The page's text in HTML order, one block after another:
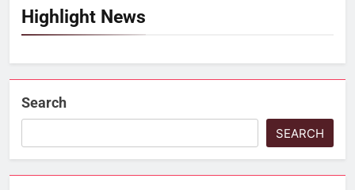
Highlight News
Search
SEARCH